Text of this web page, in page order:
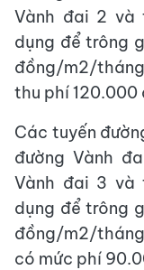
Vành đai 2 và
dụng để trông
đồng/m2/
thu phí
Các tuyến
đường Vành
Vành đai 3 và
dụng để trông
đồng/m2/
có mức phí